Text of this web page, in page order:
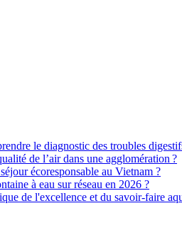
le diagnostic des troubles
de l’air dans une agglomération ?
écoresponsable au Vietnam ?
à eau sur réseau en 2026 ?
de l'excellence et du savoir-faire